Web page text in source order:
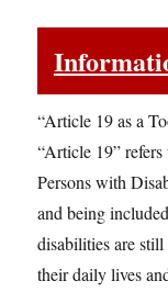
“Article 19 as a
“Article 19”
Persons with
and being
disabilities are
their daily lives